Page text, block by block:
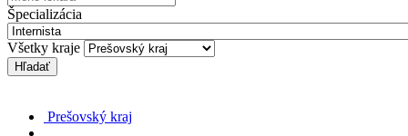
Špecializácia
Všetky kraje
Hľadať
Prešovský kraj